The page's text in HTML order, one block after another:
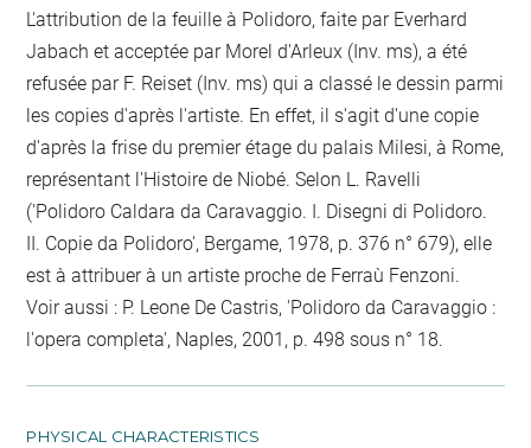
L'attribution de la feuille à Polidoro, faite par Everhard
Jabach et acceptée par Morel d'Arleux (Inv. ms), a été
refusée par F. Reiset (Inv. ms) qui a classé le dessin parmi
les copies d'après l'artiste. En effet, il s'agit d'une copie
d'après la frise du premier étage du palais Milesi, à Rome,
représentant l'Histoire de Niobé. Selon L. Ravelli
('Polidoro Caldara da Caravaggio. I. Disegni di Polidoro.
II. Copie da Polidoro', Bergame, 1978, p. 376 n° 679), elle
est à attribuer à un artiste proche de Ferraù Fenzoni.
Voir aussi : P. Leone De Castris, 'Polidoro da Caravaggio :
l'opera completa', Naples, 2001, p. 498 sous n° 18.
PHYSICAL CHARACTERISTICS